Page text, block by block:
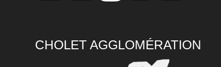
CHOLET AGGLOMÉRATION